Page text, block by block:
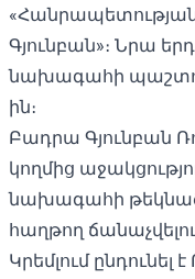
Գյունբան»։ Նրա
նախագահի
ին։
Բադրա Գյունբան
կողմից
նախագահի
հաղթող
Կրեմլում ընդունել է